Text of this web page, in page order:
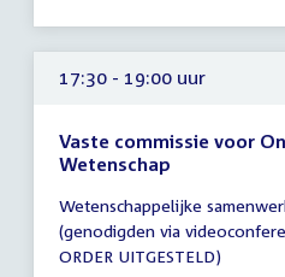
17:30 - 19:00 uur
Vaste commissie voor
Wetenschap
vergadering
17:30
-
Wetenschappelijke
(genodigden via
ORDER UITGESTELD)